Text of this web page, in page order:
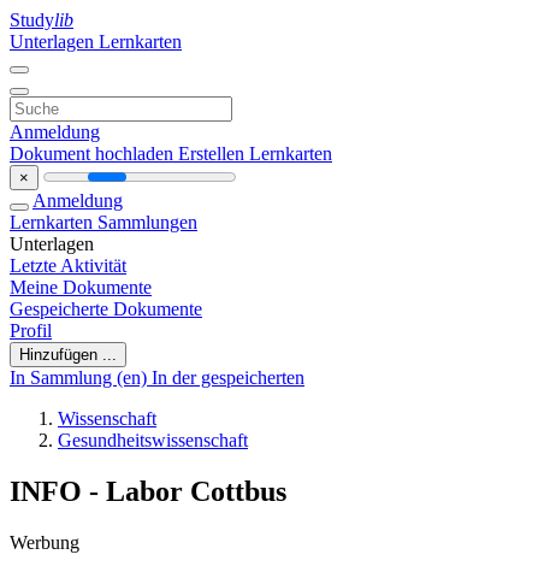
Studylib
Unterlagen Lernkarten
Anmeldung
Dokument hochladen Erstellen Lernkarten
×
Anmeldung
Lernkarten Sammlungen
Unterlagen
Letzte Aktivität
Meine Dokumente
Gespeicherte Dokumente
Profil
Hinzufügen ...
In Sammlung (en) In der gespeicherten
Wissenschaft
Gesundheitswissenschaft
INFO - Labor Cottbus
Werbung